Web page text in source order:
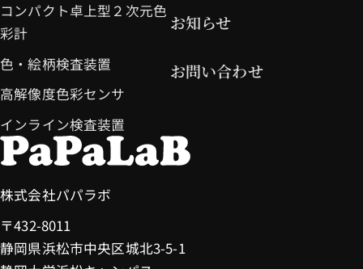
株式会社パパラボ
〒432-8011
静岡県浜松市中央区城北3-5-1
コンパクト卓上型２次元色
彩計
色・絵柄検査装置
高解像度色彩センサ
インライン検査装置
お知らせ
お問い合わせ